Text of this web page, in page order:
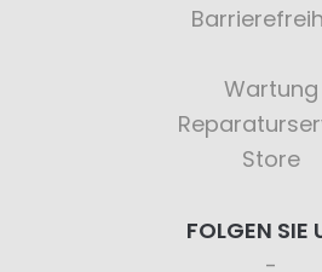
Wartung
Store
FOLGEN SIE